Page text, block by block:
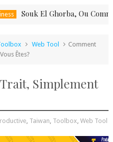
Souk El Ghorba, Ou Comment
Web Tool
Comment
Êtes?
Simplement
, Taiwan, Toolbox, Web Tool